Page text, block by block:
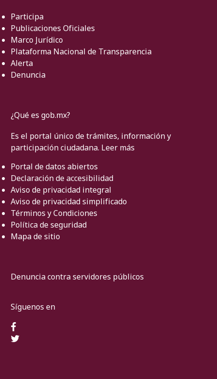
Participa
Publicaciones Oficiales
Marco Jurídico
Plataforma Nacional de Transparencia
Alerta
Denuncia
¿Qué es gob.mx?
Es el portal único de trámites, información y
participación ciudadana. Leer más
Portal de datos abiertos
Declaración de accesibilidad
Aviso de privacidad integral
Aviso de privacidad simplificado
Términos y Condiciones
Política de seguridad
Mapa de sitio
Denuncia contra servidores públicos
Síguenos en